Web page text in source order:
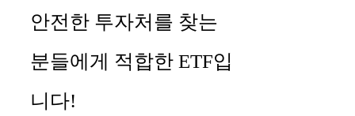
안전한 투자처를 찾는
분들에게 적합한 ETF입
니다!